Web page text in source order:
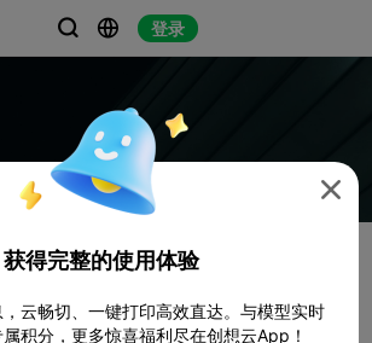
  登录

获得完整的使用体验
云畅切、一键打印高效直达。与模型实时
积分，更多惊喜福利尽在创想云App！